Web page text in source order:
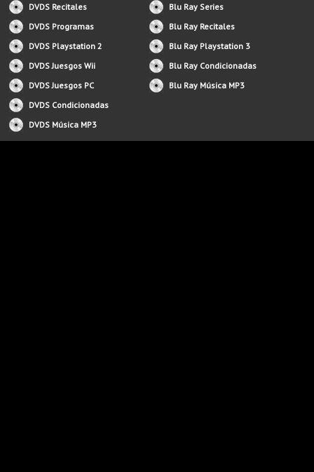
DVDS Recitales
DVDS Programas
DVDS Playstation 2
DVDS Juesgos Wii
DVDS Juesgos PC
DVDS Condicionadas
DVDS Música MP3
Blu Ray Series
Blu Ray Recitales
Blu Ray Playstation 3
Blu Ray Condicionadas
Blu Ray Música MP3